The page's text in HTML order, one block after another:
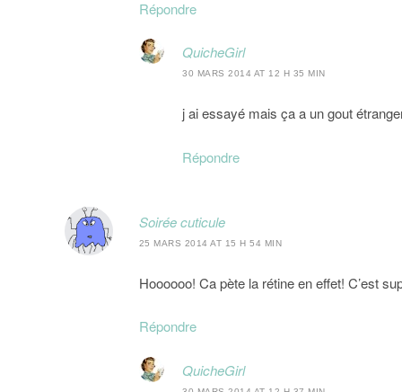
Répondre
QuicheGirl
30 MARS 2014 AT 12 H 35 MIN
j ai essayé mais ça a un gout
Répondre
Soirée cuticule
25 MARS 2014 AT 15 H 54 MIN
Hoooooo! Ca pète la rétine en effet! C’est
Répondre
QuicheGirl